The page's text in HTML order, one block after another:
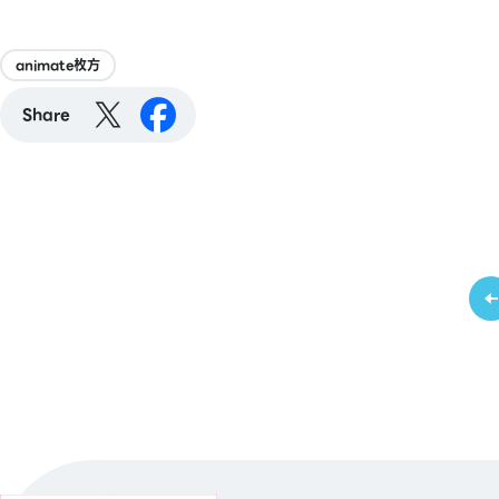
animate枚方
Share